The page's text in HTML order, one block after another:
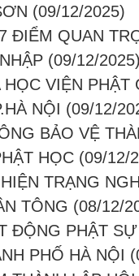
(09/12/2025)
ĐIỂM QUAN
(09/12/
VIỆN PHẬT
NỘI (09/12/
BẢO VỆ
HỌC (09/12/
TRẠNG
TÔNG (08/12/
ĐỘNG PHẬT
PHỐ HÀ NỘI